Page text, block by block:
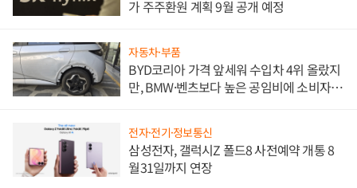
가 주주환원 계획 9월 공개 예정
자동차·부품
BYD코리아 가격 앞세워 수입차 4위 올랐지
만, BMW·벤츠보다 높은 공임비에 소비자
전자·전기·정보통신
삼성전자, 갤럭시Z 폴드8 사전예약 개통 8
월31일까지 연장